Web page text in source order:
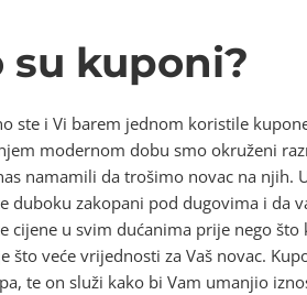
su kuponi?
ste i Vi barem jednom koristile
modernom dobu smo okruženi
namamili da trošimo novac na njih.
duboku zakopani pod dugovima i da
cijene u svim dućanima prije nego
što veće vrijednosti za Vaš novac.
te on služi kako bi Vam umanjio